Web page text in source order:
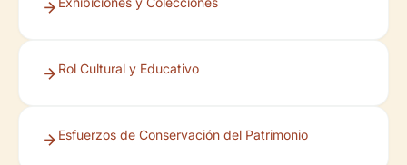
Rol Cultural y Educativo
Esfuerzos de Conservación del Patrimonio